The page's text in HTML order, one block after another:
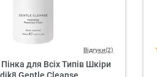
Відгуки(2)
для Всіх Типів Шкіри